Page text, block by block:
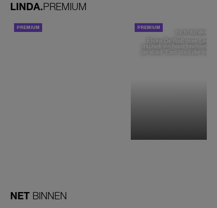
LINDA.PREMIUM
DE STAD VAN
Elske DeWall over
muziek en haar favoriete
de stad: 'Een stad die
NET BINNEN